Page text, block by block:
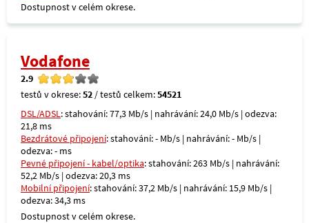
Dostupnost v celém okrese.
Vodafone
2.9
testů v okrese:52 / testů celkem:54521
DSL/ADSL: stahování: 77,3 Mb/s | nahrávání: 24,0 Mb/s | odezva:
21,8 ms
Bezdrátové připojení: stahování: - Mb/s | nahrávání: - Mb/s |
odezva: - ms
Pevné připojení - kabel/optika: stahování: 263 Mb/s | nahrávání:
52,2 Mb/s | odezva: 20,3 ms
Mobilní připojení: stahování: 37,2 Mb/s | nahrávání: 15,9 Mb/s |
odezva: 34,3 ms
Dostupnost v celém okrese.